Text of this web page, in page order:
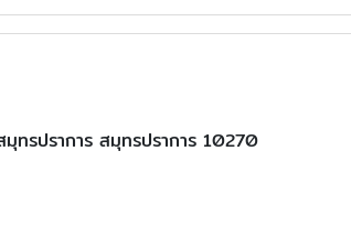
ทรปราการ สมุทรปราการ 10270